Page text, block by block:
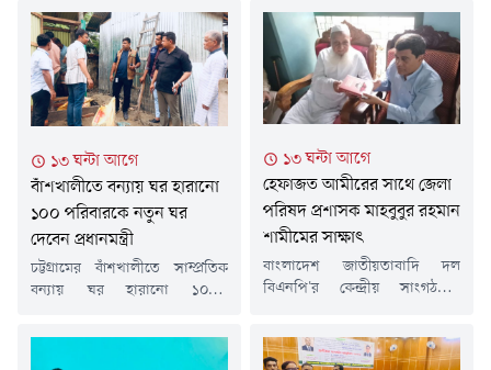
এক বিএনপি সমর্থিত কৃষক দল
নেতাকে শোকজ ও দলীয় পদ থেকে
সাময়িক অব্যাহতি দেওয়া হয়েছে।
অভিযুক্ত মশিউর রহমান ৯ নম্বর
মিরসরাই সদর ইউনিয়ন কৃষক
শুক্রবার (৭ আগস্ট) উপজেলা কৃষক
দলের সভাপতি মো. আশরাফ
উদ্দিন...
বাঁধার মুখে পালিয়ে গেছে
বালুদস্যুরা। শুক্রবার (৭ আগস্ট)
দুপুরে ১২ টার দিকে পারকি সমুদ্র
সৈকত চরে বালু উত্তোলনের সময় এ
ঘটনা ঘটে।সরেজমিনে গিয়ে ও
স্থানীয়দের সাথে কথা বলে জানা
সিন্ডিকেট পরিবেশ ধ্বংস করে...
১৩ ঘন্টা আগে
বাঁশখালীতে বন্যায় ঘর হারানো
১০০ পরিবারকে নতুন ঘর
দেবেন প্রধানমন্ত্রী
চট্টগ্রামের বাঁশখালীতে সাম্প্রতিক
বন্যায় ঘর হারানো ১০০টি
নির্মাণ করেছে। আগামী রবিবার (৯
আগস্ট) বাঁশখালী সফরে গিয়ে
১৩ ঘন্টা আগে
হেফাজত আমীরের সাথে জেলা
পরিষদ প্রশাসক মাহবুবুর রহমান
শামীমের সাক্ষাৎ
বাংলাদেশ জাতীয়তাবাদি দল
বিএনপি'র কেন্দ্রীয় সাংগঠনিক
প্রশাসক মাহবুবুর রহমান শামীম
হেফাজতে ইসলাম বাংলাদেশের